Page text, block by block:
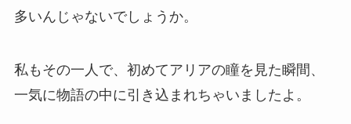
多いんじゃないでしょうか。
私もその一人で、初めてアリアの瞳を見た瞬間、
一気に物語の中に引き込まれちゃいましたよ。